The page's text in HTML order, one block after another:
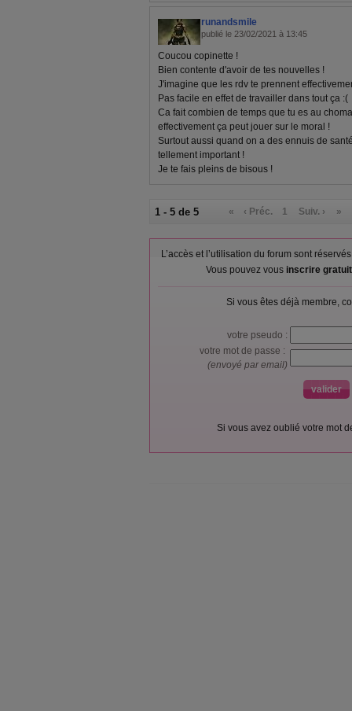
runandsmile
publié le 23/02/2021 à 13:45
Coucou copinette !
Bien contente d'avoir de tes nouvelles !
J'imagine que les rdv te prennent
Pas facile en effet de travailler dans tout ça :(
Ca fait combien de temps que tu es au
effectivement ça peut jouer sur le moral !
Surtout aussi quand on a des ennuis de
tellement important !
Je te fais pleins de bisous !
1 - 5 de 5 « ‹ Préc. 1 Suiv. › »
L’accès et l’utilisation du forum sont
Vous pouvez vous inscrire
Si vous êtes déjà membre,
votre pseudo :
votre mot de passe :
(envoyé par email)
Si vous avez oublié votre mot